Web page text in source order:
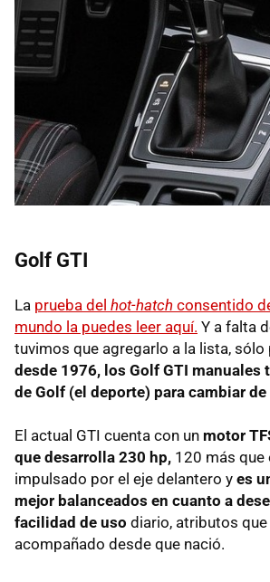
Golf GTI
La prueba del hot-hatch consentido
mundo la puedes leer aquí. Y a falta
tuvimos que agregarlo a la lista, sólo
desde 1976, los Golf GTI manuales
de Golf (el deporte) para cambiar
El actual GTI cuenta con un motor
que desarrolla 230 hp, 120 más que
impulsado por el eje delantero y es
mejor balanceados en cuanto a
facilidad de uso diario, atributos que
acompañado desde que nació.